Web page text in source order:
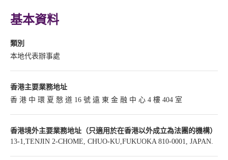
基本資料
類別
本地代表辦事處
香港主要業務地址
香 港 中 環 夏 慤 道 16 號 遠 東 金 融 中 心 4 樓 404 室
香港境外主要業務地址（只適用於在香港以外成立為法團的機構）
13-1,TENJIN 2-CHOME, CHUO-KU,FUKUOKA 810-0001, JAPAN.